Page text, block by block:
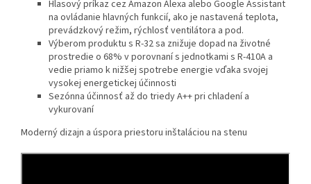
Hlasový príkaz cez Amazon Alexa alebo Google Assistant
na ovládanie hlavných funkcií, ako je nastavená teplota,
prevádzkový režim, rýchlosť ventilátora a pod.
Výberom produktu s R-32 sa znižuje dopad na životné
prostredie o 68% v porovnaní s jednotkami s R-410A a
vedie priamo k nižšej spotrebe energie vďaka svojej
vysokej energetickej účinnosti
Sezónna účinnosť až do triedy A++ pri chladení a
vykurovaní
Moderný dizajn a úspora priestoru inštaláciou na stenu